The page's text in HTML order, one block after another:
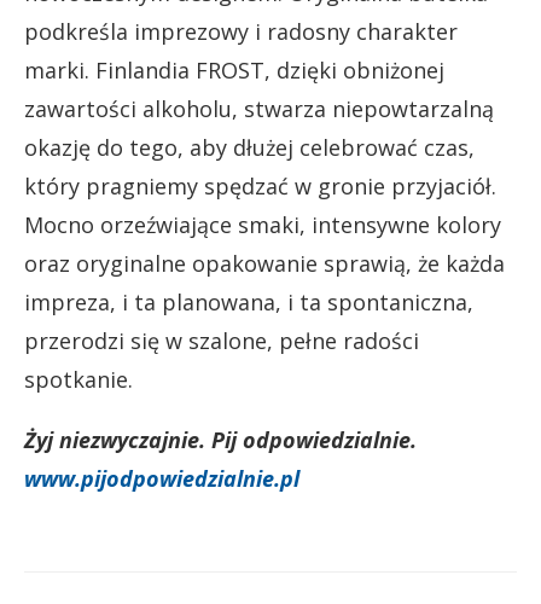
podkreśla imprezowy i radosny charakter
marki. Finlandia FROST, dzięki obniżonej
zawartości alkoholu, stwarza niepowtarzalną
okazję do tego, aby dłużej celebrować czas,
który pragniemy spędzać w gronie przyjaciół.
Mocno orzeźwiające smaki, intensywne kolory
oraz oryginalne opakowanie sprawią, że każda
impreza, i ta planowana, i ta spontaniczna,
przerodzi się w szalone, pełne radości
spotkanie.
Żyj niezwyczajnie. Pij odpowiedzialnie.
www.pijodpowiedzialnie.pl